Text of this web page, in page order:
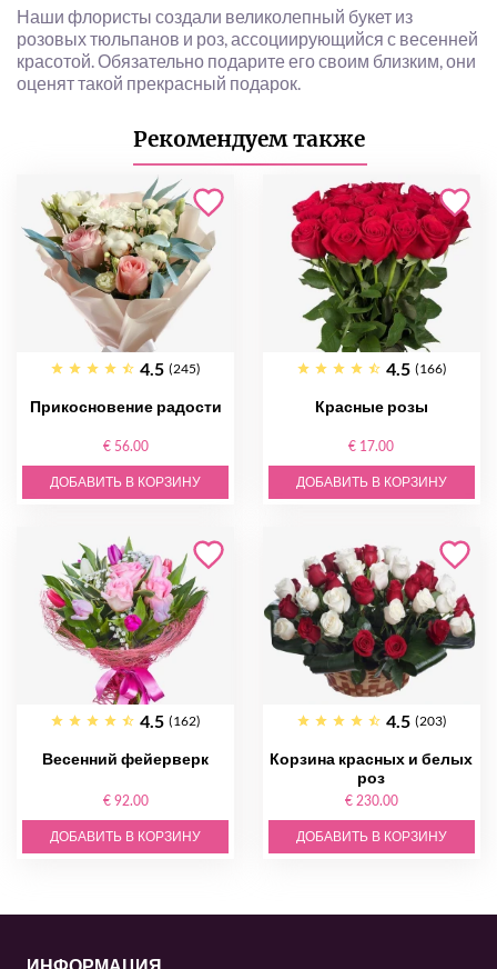
Наши флористы создали великолепный букет из
розовых тюльпанов и роз, ассоциирующийся с весенней
красотой. Обязательно подарите его своим близким, они
оценят такой прекрасный подарок.
Рекомендуем также
4.5 (245)
Прикосновение радости
€ 56.00
ДОБАВИТЬ В КОРЗИНУ
4.5 (166)
Красные розы
€ 17.00
ДОБАВИТЬ В КОРЗИНУ
4.5 (162)
Весенний фейерверк
€ 92.00
ДОБАВИТЬ В КОРЗИНУ
4.5 (203)
Корзина красных и белых
роз
€ 230.00
ДОБАВИТЬ В КОРЗИНУ